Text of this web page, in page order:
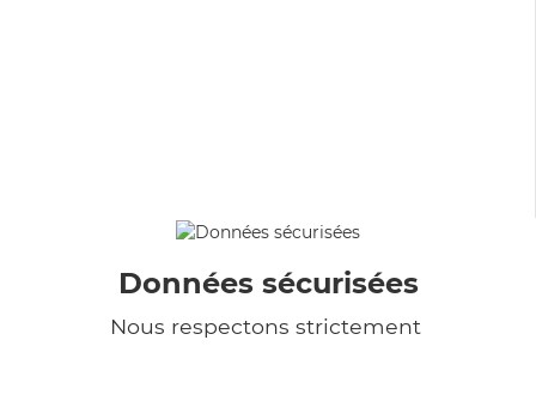
Données sécurisées
Nous respectons strictement